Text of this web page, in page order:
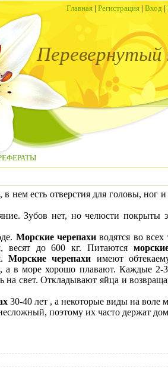
Главная | Регистрация | Вход |
Перевернутый
нем есть отверстия для головы, ног
Зубов нет, но челюсти покрыты
Морские черепахиводятся во
до 600 кг. Питаются
.Морские черепахи имеют
а в море хорошо плавают. Каждые 2-
на свет. Откладывают яйца и
30-40 лет , а некоторые виды на воле
поэтому их часто держат